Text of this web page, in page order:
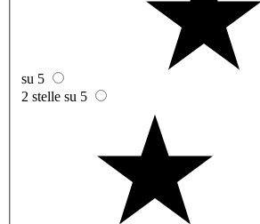
su 5
2 stelle su 5